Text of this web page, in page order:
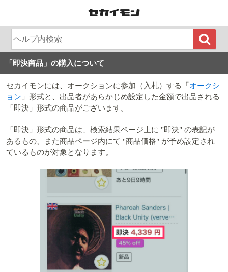
「即決商品」の購入について
セカイモンには、オークションに参加（入札）する「オークシ
ョン 」形式と、出品者があらかじめ設定した金額で出品される
「即決」形式の商品がございます。
「即決」形式の商品は、検索結果ページ上に "即決" の表記が
あるもの、また商品ページ内にて "商品価格" が予め設定され
ているものが対象となります。